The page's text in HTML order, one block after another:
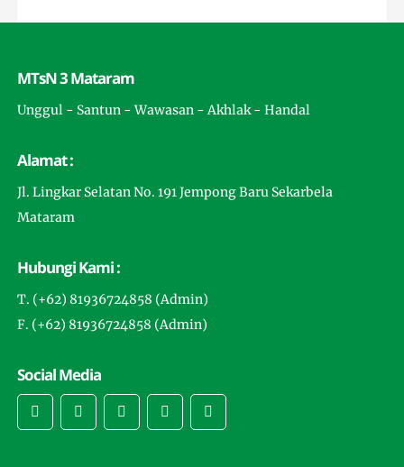
MTsN 3 Mataram
Unggul - Santun - Wawasan - Akhlak - Handal
Alamat :
Jl. Lingkar Selatan No. 191 Jempong Baru Sekarbela
Mataram
Hubungi Kami :
T. (+62) 81936724858 (Admin)
F. (+62) 81936724858 (Admin)
Social Media